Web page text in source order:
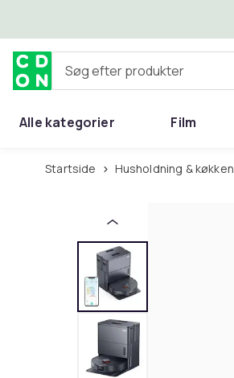
Søg efter produkter
Alle kategorier Film
Hjem & have
Startside Husholdning & køkken